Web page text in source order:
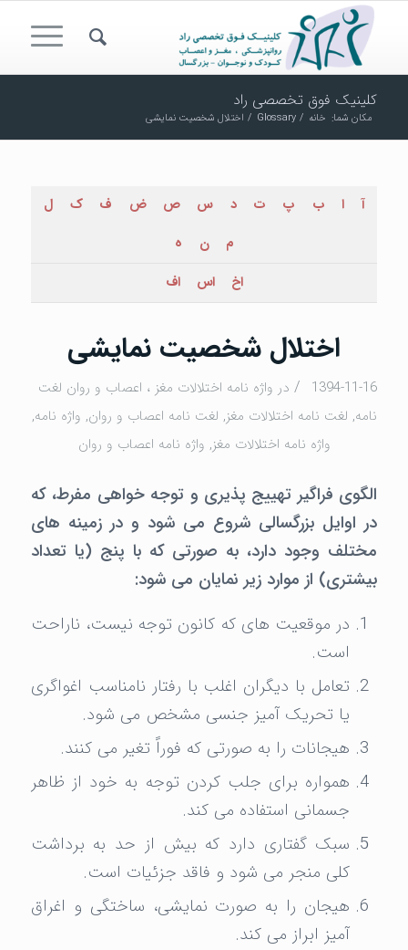
کلینیک فوق تخصصی راد
مکان شما: خانه /
Glossary
/ اختلال شخصیت نمایشی
آ ا ب پ ت د س ص ض ف ک
ل
م
ن
ه
اخ
اس اف
اختلال شخصیت نمایشی
1394-11-16
/ در واژه نامه اختلالات مغز ، اعصاب و روان لغت
نامه, لغت نامه اختلالات مغز, لغت نامه اعصاب و روان, واژه نامه,
واژه نامه اختلالات مغز, واژه نامه اعصاب و روان
الگوی فراگیر تهییج پذیری و توجه خواهی مفرط، که
در اوایل بزرگسالی شروع می شود و در زمینه های
مختلف وجود دارد، به صورتی که با پنج (یا تعداد
بیشتری) از موارد زیر نمایان می شود:
در موقعیت های که کانون توجه نیست، ناراحت
است.
تعامل با دیگران اغلب با رفتار نامناسب اغواگری
یا تحریک آمیز جنسی مشخص می شود.
هیجانات را به صورتی که فوراً تغیر می کنند.
همواره برای جلب کردن توجه به خود از ظاهر
جسمانی استفاده می کند.
سبک گفتاری دارد که بیش از حد به برداشت
کلی منجر می شود و فاقد جزئیات است.
هیجان را به صورت نمایشی، ساختگی و اغراق
آمیز ابراز می کند.